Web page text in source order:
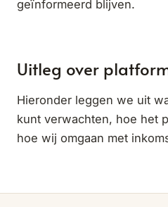
geïnformeerd blijven.
Uitleg over
Hieronder leggen we uit
kunt verwachten, hoe het
hoe wij omgaan met